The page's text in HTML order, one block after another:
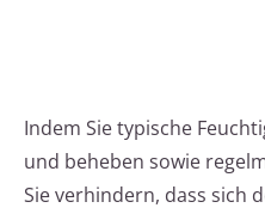
Indem Sie typische
und beheben sowie
Sie verhindern, dass sich